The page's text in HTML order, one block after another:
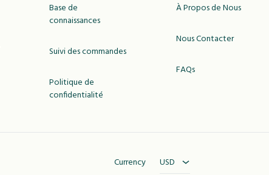
Base de
connaissances
Suivi des commandes
Politique de
confidentialité
À Propos de Nous
Nous Contacter
FAQs
Currency USD